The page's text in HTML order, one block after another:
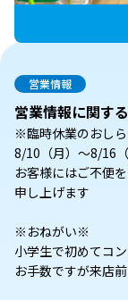
営業情報
営業情報に関す
※臨時休業のおし
8/10（月）～8/16
お客様にはご不便
申し上げます
※おねがい※
小学生で初めてコ
お手数ですが来店